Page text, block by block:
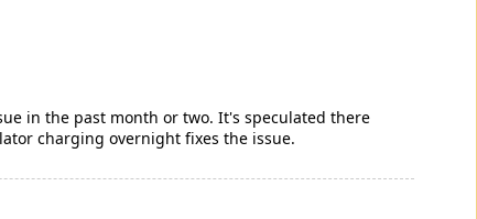
in the past month or two. It's speculated there
charging overnight fixes the issue.